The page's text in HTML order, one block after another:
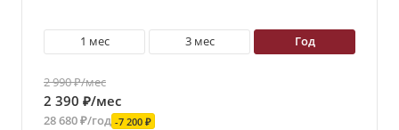
1 мес 3 мес год
2 990 ₽/мес
2 390 ₽/мес
28 680 ₽/год -7 200 ₽